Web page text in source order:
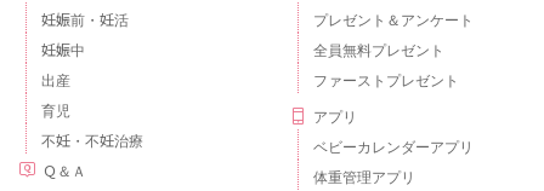
妊娠前・妊活
妊娠中
出産
育児
不妊・不妊治療
Ｑ＆Ａ
プレゼント＆アンケート
全員無料プレゼント
ファーストプレゼント
アプリ
ベビーカレンダーアプリ
体重管理アプリ